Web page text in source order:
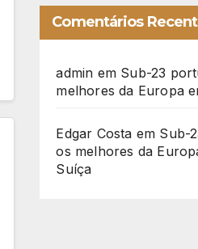
Comentários
admin em Sub-23
melhores da Europa
Edgar Costa em Sub-
os melhores da
Suíça